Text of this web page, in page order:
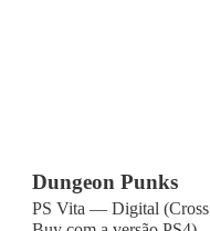
Dungeon Punks
PS Vita — Digital (Cross